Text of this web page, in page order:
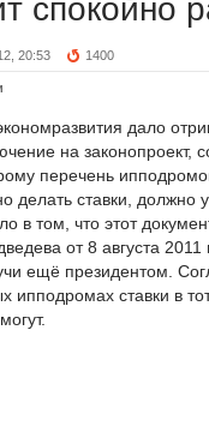
спокойно
20:53 1400
дало
на законопроект,
перечень
делать ставки, должно
в том, что этот
от 8 августа 2011
ещё президентом.
ипподромах ставки в